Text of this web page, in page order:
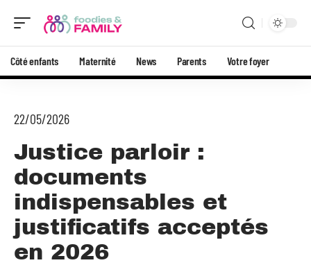
Côté enfants Maternité News Parents Votre foyer
22/05/2026
Justice parloir :
documents
indispensables et
justificatifs acceptés
en 2026